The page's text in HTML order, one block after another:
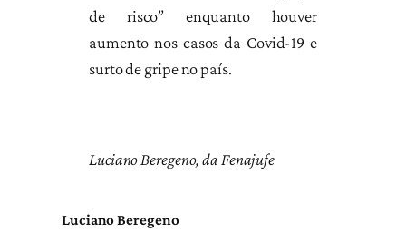
de risco” enquanto houver
aumento nos casos da Covid-19 e
surto de gripe no país.
Luciano Beregeno, da Fenajufe
Luciano Beregeno